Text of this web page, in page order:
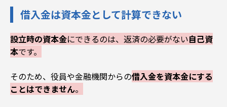
借入金は資本金として計算できない
設立時の資本金にできるのは、返済の必要がない自己資
本です。
そのため、 役員や金融機関からの借入金を資本金にする
ことはできません。